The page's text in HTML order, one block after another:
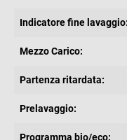
Indicatore fine lavaggio:
Mezzo Carico:
Partenza ritardata:
Prelavaggio:
Programma bio/eco: